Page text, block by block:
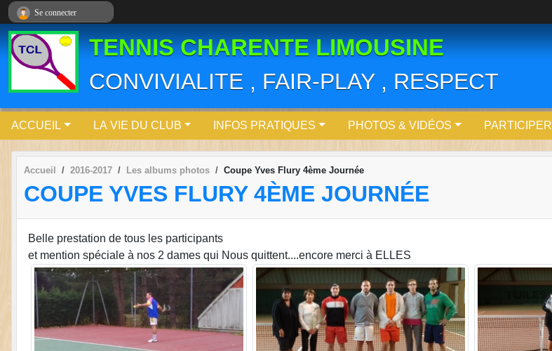
TENNIS CHARENTE LIMOUSINE
CONVIVIALITE , FAIR-PLAY , RESPECT
ACCUEIL LA VIE DU CLUB INFOS PRATIQUES PHOTOS & VIDÉOS PARTICIPER
Accueil 2016-2017 Les albums photos Coupe Yves Flury 4ème Journée
COUPE YVES FLURY 4ÈME JOURNÉE
Belle prestation de tous les participants
et mention spéciale à nos 2 dames qui Nous quittent....encore merci à ELLES
Se connecter
Panneau de gestion des cookies